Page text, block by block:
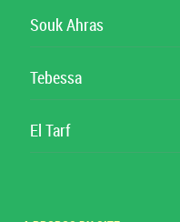
Souk Ahras
Tebessa
El Tarf